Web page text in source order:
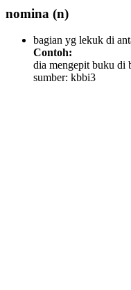
nomina (n)
bagian yg lekuk di
Contoh:
dia mengepit buku di
sumber: kbbi3